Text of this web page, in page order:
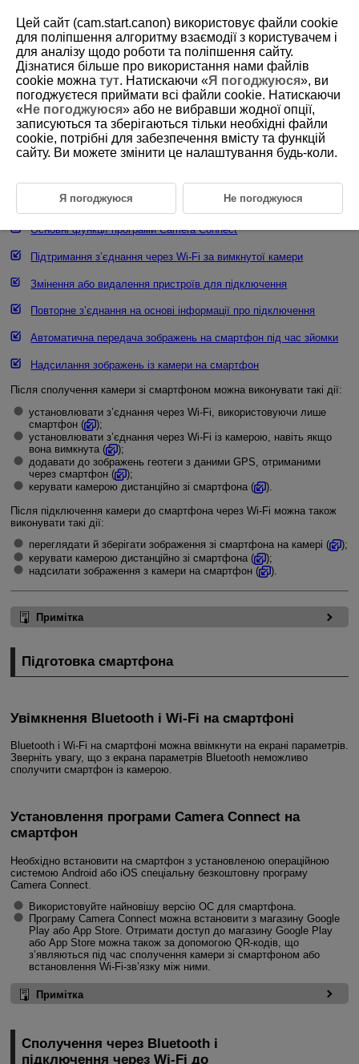
D388-175
Підключення до смартфона або
планшета
Підготовка смартфона
Сполучення через Bluetooth і підключення черезWi-Fiдо
смартфонів
Основні функції програми Camera Connect
Підтримання з’єднання черезWi-Fi за вимкнутої камери
Змінення або видалення пристроїв для підключення
Повторне з’єднання на основі інформації про підключення
Автоматична передача зображень на смартфон під час зйомки
Надсилання зображень із камери на смартфон
Після сполучення камери зі смартфоном можна виконувати такі дії:
установлювати з’єднання через Wi-Fi , використовуючи лише
смартфон (
);
установлювати з’єднання через Wi-Fi із камерою, навіть якщо
вона вимкнута (
);
додавати до зображень геотеги з даними GPS, отриманими
через смартфон (
);
керувати камерою дистанційно зі смартфона (
).
Після підключення камери до смартфона через Wi-Fi можна також
виконувати такі дії:
переглядати й зберігати зображення зі смартфона на камері (
);
керувати камерою дистанційно зі смартфона (
);
надсилати зображення з камери на смартфон (
).
Примітка
Підготовка смартфона
Увімкнення Bluetooth і Wi-Fi на смартфоні
Bluetooth і Wi-Fi на смартфоні можна ввімкнути на екрані параметрів.
Зверніть увагу, що з екрана параметрів Bluetooth неможливо
сполучити смартфон із камерою.
Установлення програми Camera Connect на
смартфон
Необхідно встановити на смартфон з установленою операційною
системою Android або iOS спеціальну безкоштовну програму
Camera Connect.
Використовуйте найновішу версію ОС для смартфона.
Програму Camera Connect можна встановити з магазину Google
Play або App Store. Отримати доступ до магазину Google Play
або App Store можна також за допомогою QR-кодів, що
з’являються під час сполучення камери зі смартфоном або
встановлення Wi-Fi-зв’язку між ними.
Примітка
Сполучення через Bluetooth і
підключення черезWi-Fi до
Цей сайт (cam.start.canon) використовує файли cookie
для поліпшення алгоритму взаємодії з користувачем і
для аналізу щодо роботи та поліпшення сайту.
Дізнатися більше про використання нами файлів
cookie можна тут. Натискаючи «Я погоджуюся», ви
погоджуєтеся приймати всі файли cookie. Натискаючи
«Не погоджуюся» або не вибравши жодної опції,
записуються та зберігаються тільки необхідні файли
cookie, потрібні для забезпечення вмісту та функцій
сайту. Ви можете змінити це налаштування будь-коли.
Я погоджуюся Не погоджуюся